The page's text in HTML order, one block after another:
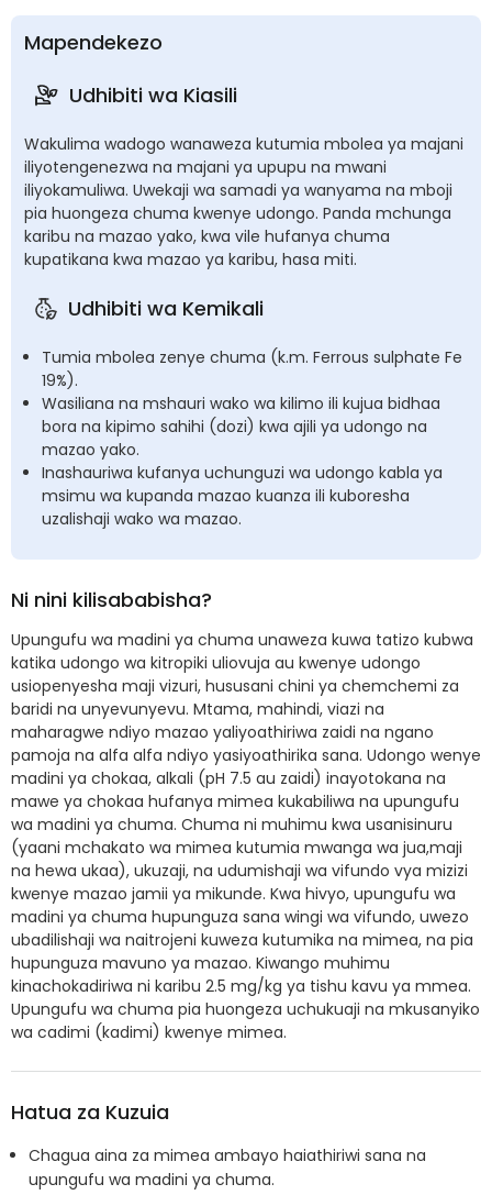
Mapendekezo
Udhibiti wa Kiasili
Wakulima wadogo wanaweza kutumia mbolea ya majani
iliyotengenezwa na majani ya upupu na mwani
iliyokamuliwa. Uwekaji wa samadi ya wanyama na mboji
pia huongeza chuma kwenye udongo. Panda mchunga
karibu na mazao yako, kwa vile hufanya chuma
kupatikana kwa mazao ya karibu, hasa miti.
Udhibiti wa Kemikali
Tumia mbolea zenye chuma (k.m. Ferrous sulphate Fe
19%).
Wasiliana na mshauri wako wa kilimo ili kujua bidhaa
bora na kipimo sahihi (dozi) kwa ajili ya udongo na
mazao yako.
Inashauriwa kufanya uchunguzi wa udongo kabla ya
msimu wa kupanda mazao kuanza ili kuboresha
uzalishaji wako wa mazao.
Ni nini kilisababisha?
Upungufu wa madini ya chuma unaweza kuwa tatizo kubwa
katika udongo wa kitropiki uliovuja au kwenye udongo
usiopenyesha maji vizuri, hususani chini ya chemchemi za
baridi na unyevunyevu. Mtama, mahindi, viazi na
maharagwe ndiyo mazao yaliyoathiriwa zaidi na ngano
pamoja na alfa alfa ndiyo yasiyoathirika sana. Udongo wenye
madini ya chokaa, alkali (pH 7.5 au zaidi) inayotokana na
mawe ya chokaa hufanya mimea kukabiliwa na upungufu
wa madini ya chuma. Chuma ni muhimu kwa usanisinuru
(yaani mchakato wa mimea kutumia mwanga wa jua,maji
na hewa ukaa), ukuzaji, na udumishaji wa vifundo vya mizizi
kwenye mazao jamii ya mikunde. Kwa hivyo, upungufu wa
madini ya chuma hupunguza sana wingi wa vifundo, uwezo
ubadilishaji wa naitrojeni kuweza kutumika na mimea, na pia
hupunguza mavuno ya mazao. Kiwango muhimu
kinachokadiriwa ni karibu 2.5 mg/kg ya tishu kavu ya mmea.
Upungufu wa chuma pia huongeza uchukuaji na mkusanyiko
wa cadimi (kadimi) kwenye mimea.
Hatua za Kuzuia
Chagua aina za mimea ambayo haiathiriwi sana na
upungufu wa madini ya chuma.